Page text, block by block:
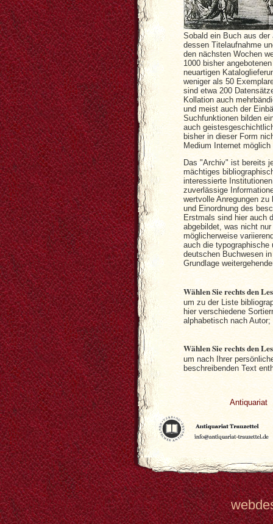
Sobald ein Buch aus
dessen Titelaufnahme
den nächsten Wochen
1000 bisher
neuartigen
weniger als 50
sind etwa 200
Kollation auch
und meist auch der
Suchfunktionen bilden
auch
bisher in dieser Form
Medium Internet möglich
Das "Archiv" ist bereits
mächtiges
interessierte
zuverlässige
wertvolle Anregungen
und Einordnung des
Erstmals sind hier auch
abgebildet, was nicht
möglicherweise
auch die
deutschen Buchwesen
Grundlage
Wählen Sie rechts den
um zu der Liste
hier verschiedene
alphabetisch nach
Wählen Sie rechts den
um nach Ihrer
beschreibenden Text
Antiquariat